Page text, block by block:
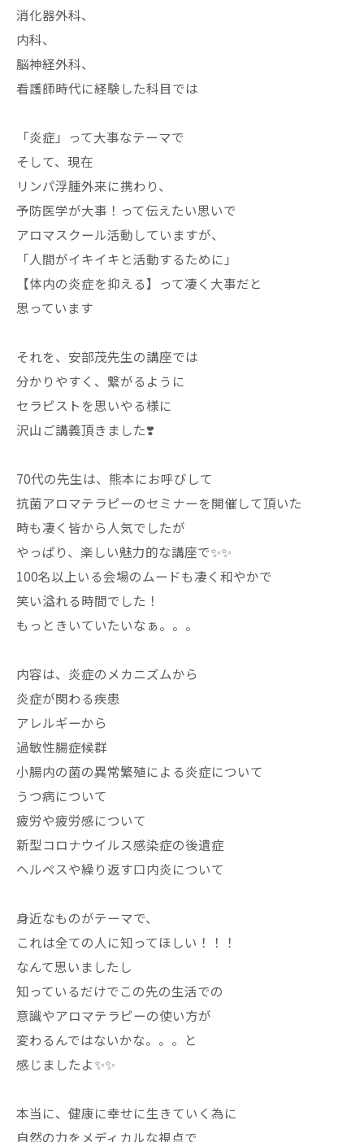
消化器外科、
内科、
脳神経外科、
看護師時代に経験した科目では
「炎症」って大事なテーマで
そして、現在
リンパ浮腫外来に携わり、
予防医学が大事！って伝えたい思いで
アロマスクール活動していますが、
「人間がイキイキと活動するために」
【体内の炎症を抑える】って凄く大事だと
思っています
それを、安部茂先生の講座では
分かりやすく、繋がるように
セラピストを思いやる様に
沢山ご講義頂きました❣️
70代の先生は、熊本にお呼びして
抗菌アロマテラピーのセミナーを開催して頂いた
時も凄く皆から人気でしたが
やっぱり、楽しい魅力的な講座で✨✨
100名以上いる会場のムードも凄く和やかで
笑い溢れる時間でした！
もっときいていたいなぁ。。。
内容は、炎症のメカニズムから
炎症が関わる疾患
アレルギーから
過敏性腸症候群
小腸内の菌の異常繁殖による炎症について
うつ病について
疲労や疲労感について
新型コロナウイルス感染症の後遺症
ヘルペスや繰り返す口内炎について
身近なものがテーマで、
これは全ての人に知ってほしい！！！
なんて思いましたし
知っているだけでこの先の生活での
意識やアロマテラピーの使い方が
変わるんではないかな。。。と
感じましたよ✨✨
本当に、健康に幸せに生きていく為に
自然の力をメディカルな視点で